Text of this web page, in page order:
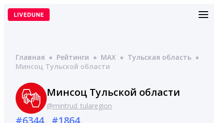
Перейти
Главная ● Рейтинги ● MAX ● Тульская область ●
Минсоц Тульской области
Минсоц Тульской области
@mintrud_tularegion
#6344 #1864